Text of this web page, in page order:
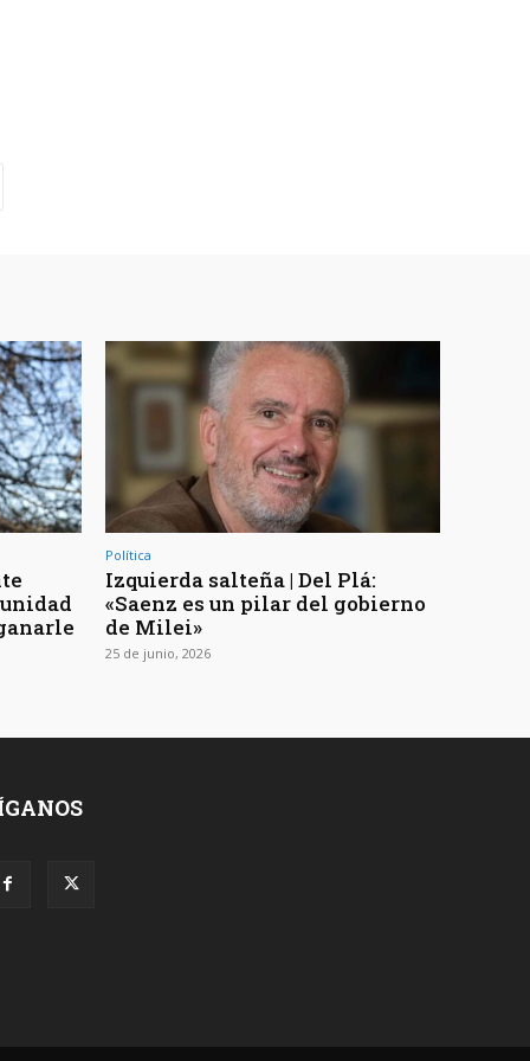
Política
Izquierda salteña | Del Plá:
«Saenz es un pilar del gobierno
de Milei»
25 de junio, 2026